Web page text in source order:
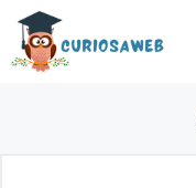
Saltar
contenido